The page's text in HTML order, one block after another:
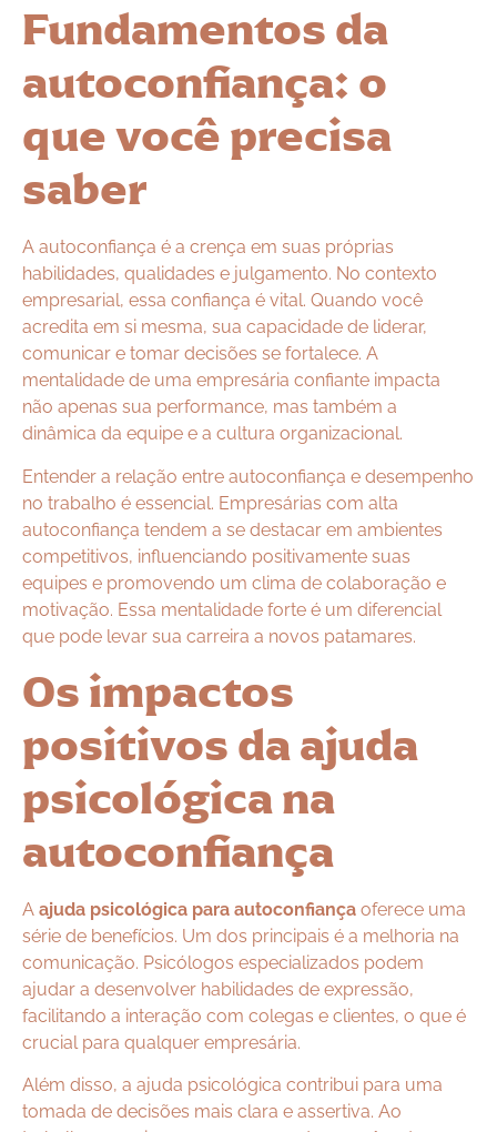
Fundamentos da
autoconfiança: o
que você precisa
saber
A autoconfiança é a crença em suas próprias
habilidades, qualidades e julgamento. No contexto
empresarial, essa confiança é vital. Quando você
acredita em si mesma, sua capacidade de liderar,
comunicar e tomar decisões se fortalece. A
mentalidade de uma empresária confiante impacta
não apenas sua performance, mas também a
dinâmica da equipe e a cultura organizacional.
Entender a relação entre autoconfiança e desempenho
no trabalho é essencial. Empresárias com alta
autoconfiança tendem a se destacar em ambientes
competitivos, influenciando positivamente suas
equipes e promovendo um clima de colaboração e
motivação. Essa mentalidade forte é um diferencial
que pode levar sua carreira a novos patamares.
Os impactos
positivos da ajuda
psicológica na
autoconfiança
A ajuda psicológica para autoconfiança oferece uma
série de benefícios. Um dos principais é a melhoria na
comunicação. Psicólogos especializados podem
ajudar a desenvolver habilidades de expressão,
facilitando a interação com colegas e clientes, o que é
crucial para qualquer empresária.
Além disso, a ajuda psicológica contribui para uma
tomada de decisões mais clara e assertiva. Ao